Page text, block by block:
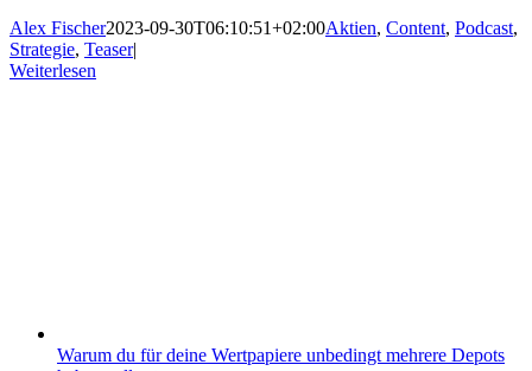
Alex Fischer2023-09-30T06:10:51+02:00Aktien, Content, Podcast,
Strategie, Teaser|
Weiterlesen
Warum du für deine Wertpapiere unbedingt mehrere Depots